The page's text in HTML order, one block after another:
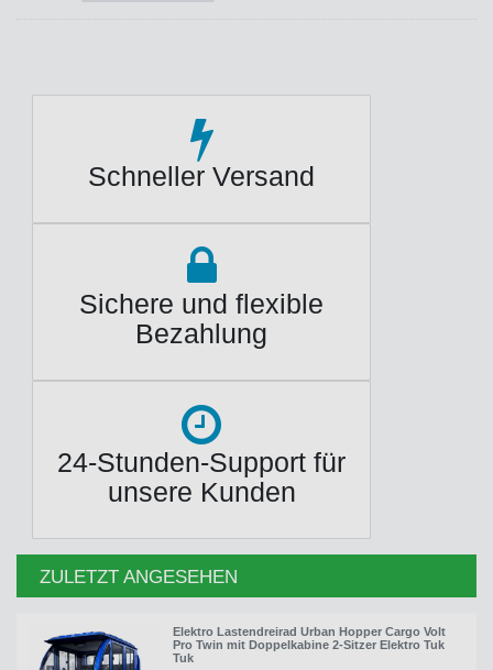
Schneller Versand
Sichere und flexible
Bezahlung
24-Stunden-Support für
unsere Kunden
ZULETZT ANGESEHEN
Elektro Lastendreirad Urban Hopper Cargo Volt
Pro Twin mit Doppelkabine 2-Sitzer Elektro Tuk
Tuk